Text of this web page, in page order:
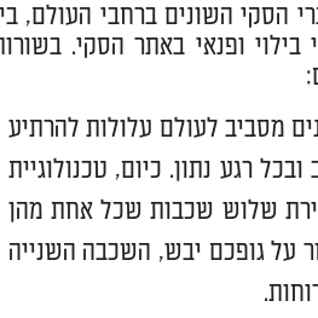
השונים ברחבי העולם,
ופנאי באתר הסקי.
מסביב לעולם עלולות להרתיע
רגע נתון. כיום, טכנולוגיית
שלוש שכבות שכל אחת מהן
על גופכם יבש, השכבה השנייה